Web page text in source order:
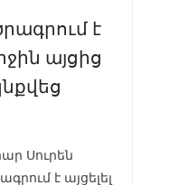
է
այցից
Սուրեն
է այցելել